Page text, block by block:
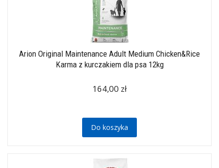
Arion Original Maintenance Adult Medium Chicken&Rice
Karma z kurczakiem dla psa 12kg
164,00 zł
Do koszyka